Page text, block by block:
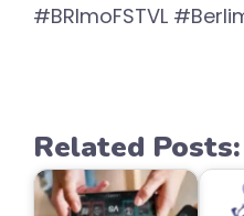
#BRImoFSTVL
Related Posts: